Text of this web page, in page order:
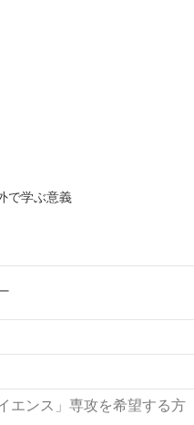
で学ぶ意義
エンス」専攻を希望する方